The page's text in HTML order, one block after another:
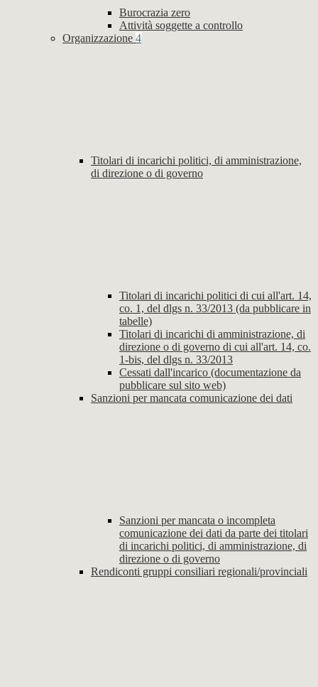
Burocrazia zero
Attività soggette a controllo
Organizzazione 4
Titolari di incarichi politici, di amministrazione,
di direzione o di governo
Titolari di incarichi politici di cui all'art. 14,
co. 1, del dlgs n. 33/2013 (da pubblicare in
tabelle)
Titolari di incarichi di amministrazione, di
direzione o di governo di cui all'art. 14, co.
1-bis, del dlgs n. 33/2013
Cessati dall'incarico (documentazione da
pubblicare sul sito web)
Sanzioni per mancata comunicazione dei dati
Sanzioni per mancata o incompleta
comunicazione dei dati da parte dei titolari
di incarichi politici, di amministrazione, di
direzione o di governo
Rendiconti gruppi consiliari regionali/provinciali